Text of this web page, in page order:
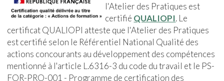
l'Atelier des Pratiques est
certifié QUALIOPI. Le
certificat QUALIOPI atteste que l'Atelier des Pratiques
est certifié selon le Référentiel National Qualité des
actions concourants au développement des compétences
mentionné à l'article L.6316-3 du code du travail et le PS-
FOR-PRO-001 - Programme de certification des